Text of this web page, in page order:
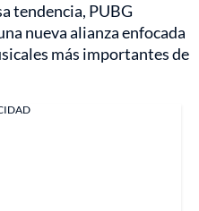
tendencia, PUBG
nueva alianza enfocada
más importantes de